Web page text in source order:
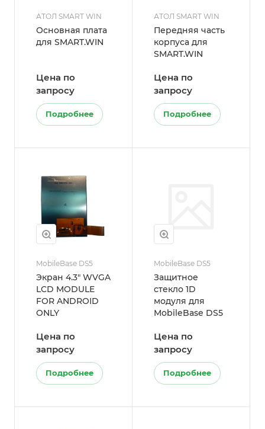
АТОЛ SMART WIN
Основная плата
для SMART.WIN
Цена по
запросу
Подробнее
АТОЛ SMART WIN
Передняя часть
корпуса для
SMART.WIN
Цена по
запросу
Подробнее
MobileBase DS5
Экран 4.3" WVGA
LCD MODULE
FOR ANDROID
ONLY
Цена по
запросу
Подробнее
MobileBase DS5
Защитное
стекло 1D
модуля для
MobileBase DS5
Цена по
запросу
Подробнее